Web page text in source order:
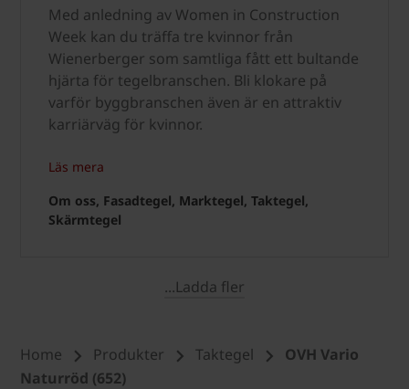
Med anledning av Women in Construction
Week kan du träffa tre kvinnor från
Wienerberger som samtliga fått ett bultande
hjärta för tegelbranschen. Bli klokare på
varför byggbranschen även är en attraktiv
karriärväg för kvinnor.
Läs mera
Om oss, Fasadtegel, Marktegel, Taktegel,
Skärmtegel
...Ladda fler
Home Produkter Taktegel
OVH Vario
Naturröd (652)